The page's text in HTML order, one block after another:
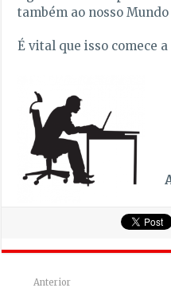
também ao nosso Mundo
É vital que isso comece
Anterior